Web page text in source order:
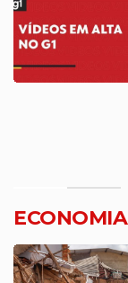
ECONOMIA